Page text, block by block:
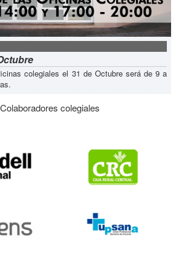
colegiales el 31 de Octubre será de 9 a
Colaboradores colegiales